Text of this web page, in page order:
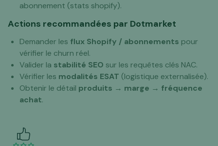
abonnement (stats shopify).
Actions recommandées par Dotmarket
Demander les flux Shopify / abonnements pour
vérifier le churn réel.
Valider la stabilité SEO sur les requêtes clés NAC.
Vérifier les modalités ESAT (logistique externalisée).
Obtenir le détail produits → marge → fréquence
achat.